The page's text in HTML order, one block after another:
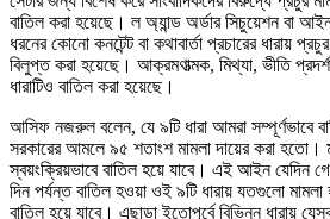
বাতিল করা হয়েছে। ল অ্যান্ড অর্ডার সিচুয়েশন বা
ধরনের কোনো কনটেন্ট বা কথাবার্তা প্রচারের ধারায়
বিলুপ্ত করা হয়েছে। আক্রমণাত্মক, মিথ্যা, ভীতি
ধারাটিও বাতিল করা হয়েছে।
আসিফ নজরুল বলেন, যে ৯টি ধারা আমরা সম্পূর্ণভাবে
সরকারের আমলে ৯৫ শতাংশ মামলা দায়ের করা হতো।
স্বয়ংক্রিয়ভাবে বাতিল হয়ে যাবে। এই আইন যেদিন
দিন পর্যন্ত বাতিল হওয়া ওই ৯টি ধারায় যতগুলো মামলা
বাতিল হয়ে যাবে। এছাড়া ইতোপূর্বে বিভিন্ন ধারায়